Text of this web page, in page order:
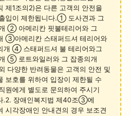
제1조의2)은 다른 고객의 안전을
입이 제한됩니다.① 도사견과 그
② 아메리칸 핏불테리어와 그
③아메리칸 스태퍼드셔 테리어와
개 ④ 스태퍼드셔 불 테리어와그
⑤ 로트와일러와 그 잡종의개
다양한 반려동물은 고객의 안전 및
보호를 위하여 입장이 제한될 수
원에게 별도로 문의하여 주시기
.2. 장애인복지법 제40조③에
시각장애인 안내견의 경우 보조견